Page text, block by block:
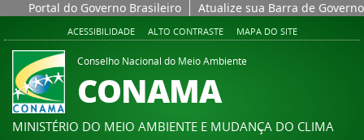
Portal do Governo Brasileiro Atualize sua Barra de Governo
ACESSIBILIDADE ALTO CONTRASTE MAPA DO SITE
Conselho Nacional do Meio Ambiente
CONAMA
MINISTÉRIO DO MEIO AMBIENTE E MUDANÇA DO CLIMA